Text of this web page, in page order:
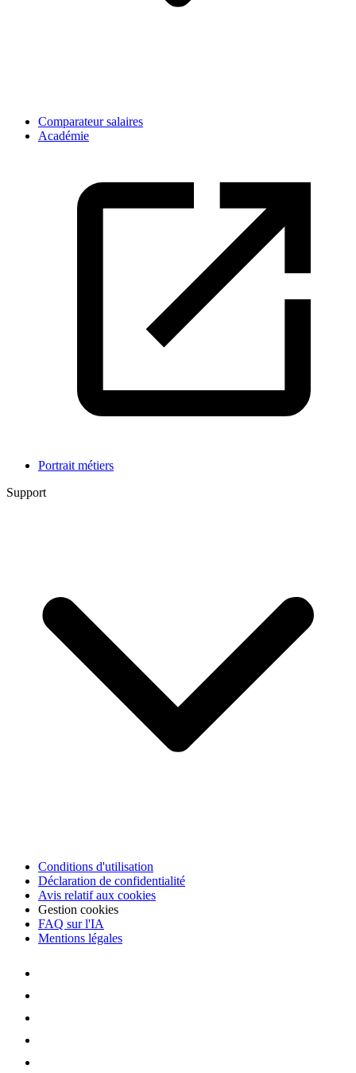
Comparateur salaires
Académie
Portrait métiers
Support
Conditions d'utilisation
Déclaration de confidentialité
Avis relatif aux cookies
Gestion cookies
FAQ sur l'IA
Mentions légales